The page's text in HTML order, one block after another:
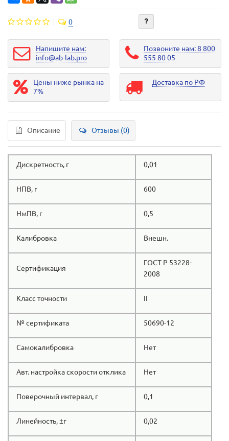
0
Напишите нам:
info@ab-lab.pro
Позвоните нам: 8 800
555 80 05
Цены ниже рынка на
7%
Доставка по РФ
Описание Отзывы (0)
Дискретность, г 0,01
НПВ, г 600
НмПВ, г 0,5
Калибровка Внешн.
Сертификация
ГОСТ Р 53228-
2008
Класс точности II
№ сертификата 50690-12
Самокалибровка Нет
Авт. настройка скорости отклика Нет
Поверочный интервал, г 0,1
Линейность, ±г 0,02